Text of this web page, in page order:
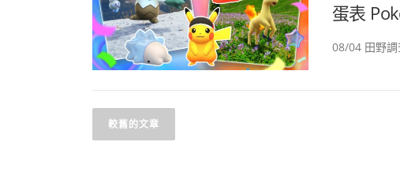
蛋表
08/04 田野
文
章較舊的文章